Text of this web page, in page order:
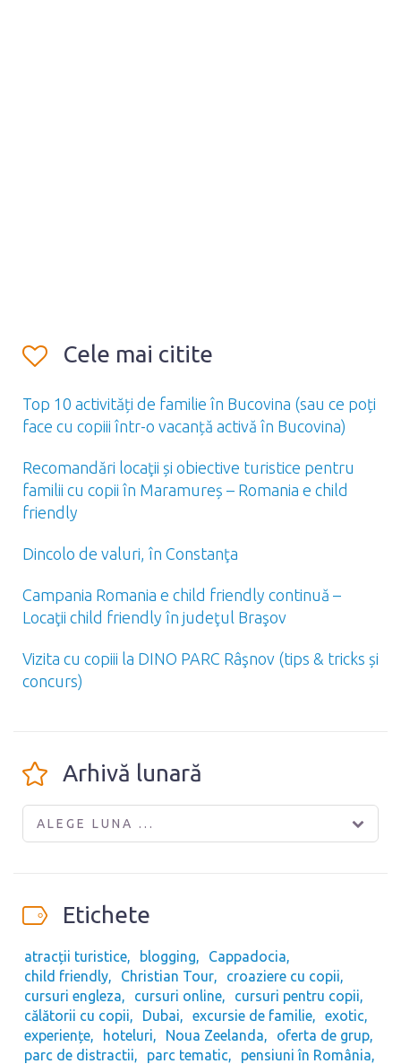
Cele mai citite
Top 10 activități de familie în Bucovina (sau ce poți
face cu copiii într-o vacanță activă în Bucovina)
Recomandări locaţii și obiective turistice pentru
familii cu copii în Maramureș – Romania e child
friendly
Dincolo de valuri, în Constanţa
Campania Romania e child friendly continuă –
Locaţii child friendly în judeţul Braşov
Vizita cu copiii la DINO PARC Râşnov (tips & tricks și
concurs)
Arhivă lunară
ALEGE LUNA ...
Etichete
atracții turistice blogging
Cappadocia
child friendly
Christian Tour
croaziere cu copii
cursuri engleza
cursuri online
cursuri pentru copii
călătorii cu copii
Dubai excursie de familie
exotic
experiențe
hoteluri Noua Zeelanda
oferta de grup
parc de distractii
parc tematic
pensiuni în România